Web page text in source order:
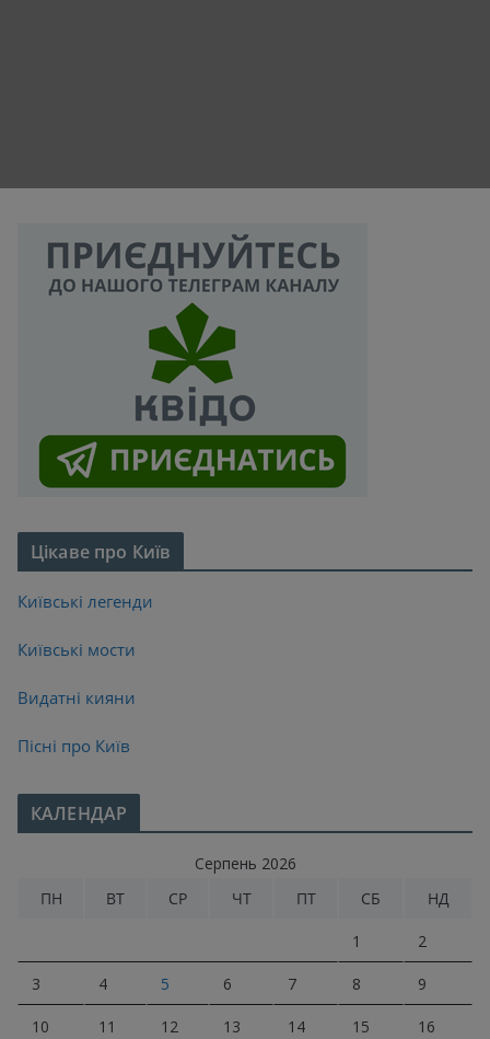
Цікаве про Київ
Київські легенди
Київські мости
Видатні кияни
Пісні про Київ
КАЛЕНДАР
Серпень 2026
ПН
ВТ СР ЧТ ПТ СБ НД
1 2
3 4 5 6 7 8 9
10 11 12 13 14 15 16